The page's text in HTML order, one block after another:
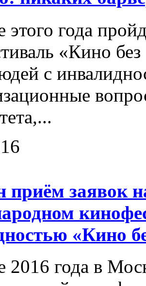
этого года
«Кино
с
приём заявок
«Кино
2016 года в